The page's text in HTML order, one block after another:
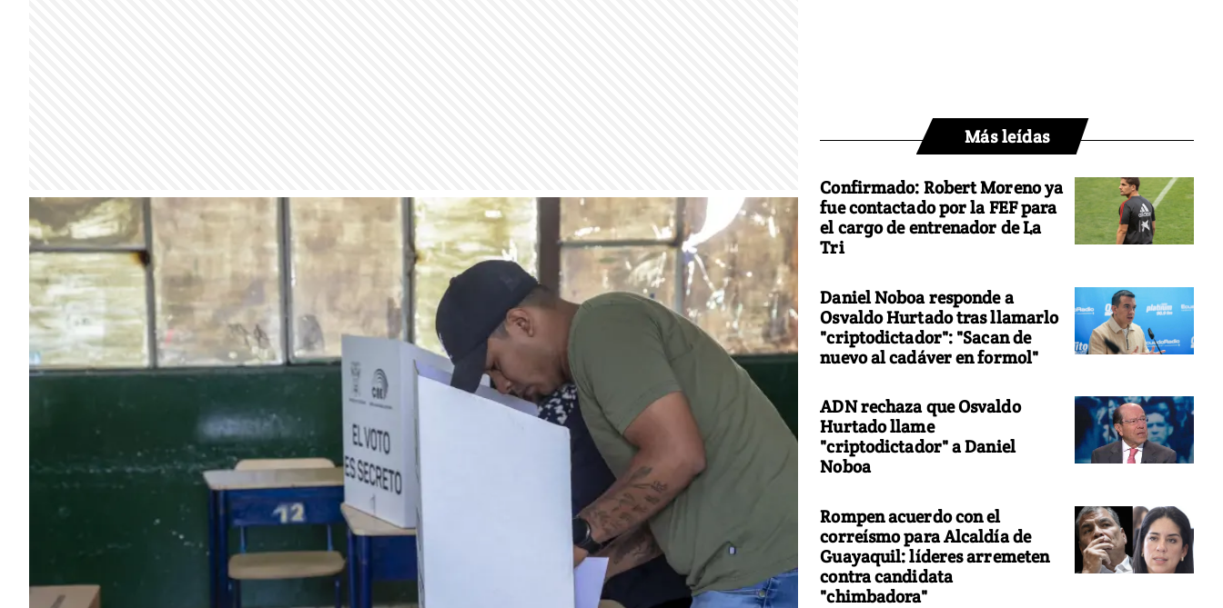
Más leídas
Confirmado: Robert Moreno ya
fue contactado por la FEF para
el cargo de entrenador de La
Tri
Daniel Noboa responde a
Osvaldo Hurtado tras llamarlo
"criptodictador": "Sacan de
nuevo al cadáver en formol"
ADN rechaza que Osvaldo
Hurtado llame
"criptodictador" a Daniel
Noboa
Rompen acuerdo con el
correísmo para Alcaldía de
Guayaquil: líderes arremeten
contra candidata
"chimbadora"